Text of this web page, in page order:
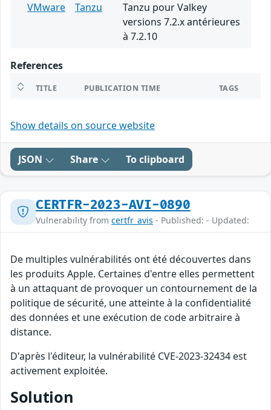
VMware
Tanzu
Tanzu pour Valkey
versions 7.2.x antérieures
à 7.2.10
References
TITLE PUBLICATION TIME TAGS
Show details on source website
JSON Share To clipboard
CERTFR-2023-AVI-0890
Vulnerability from certfr_avis - Published: - Updated:
De multiples vulnérabilités ont été découvertes dans
les produits Apple. Certaines d'entre elles permettent
à un attaquant de provoquer un contournement de la
politique de sécurité, une atteinte à la confidentialité
des données et une exécution de code arbitraire à
distance.
D'après l'éditeur, la vulnérabilité CVE-2023-32434 est
activement exploitée.
Solution